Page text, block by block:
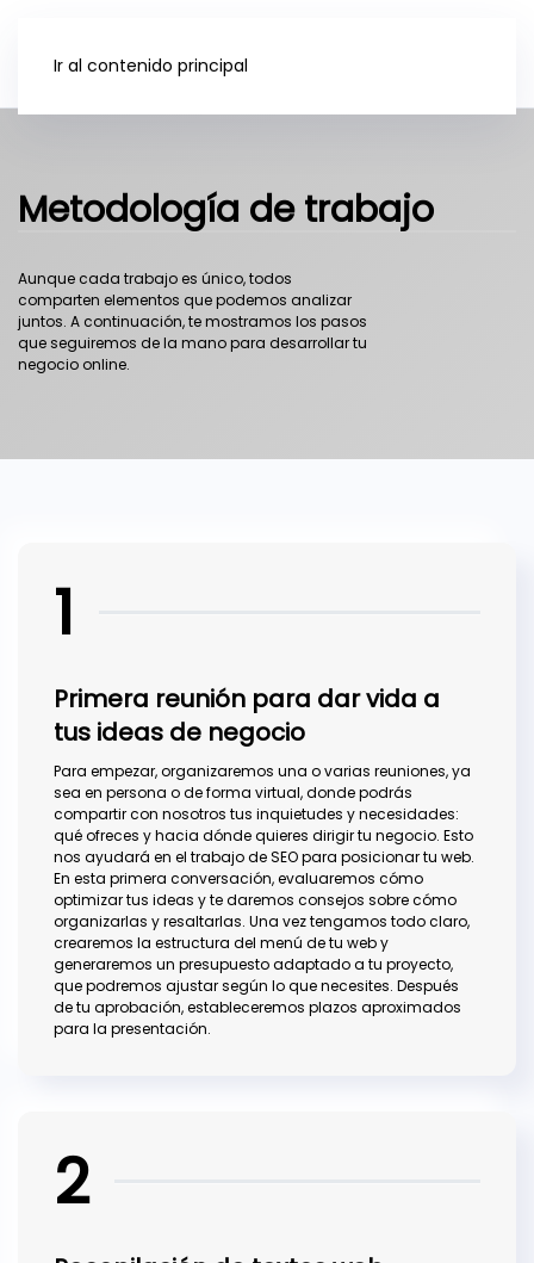
Ir al contenido principal
Metodología de trabajo
Aunque cada trabajo es único, todos
comparten elementos que podemos analizar
juntos. A continuación, te mostramos los pasos
que seguiremos de la mano para desarrollar tu
negocio online.
1
Primera reunión para dar vida a
tus ideas de negocio
Para empezar, organizaremos una o varias reuniones, ya
sea en persona o de forma virtual, donde podrás
compartir con nosotros tus inquietudes y necesidades:
qué ofreces y hacia dónde quieres dirigir tu negocio. Esto
nos ayudará en el trabajo de SEO para posicionar tu web.
En esta primera conversación, evaluaremos cómo
optimizar tus ideas y te daremos consejos sobre cómo
organizarlas y resaltarlas. Una vez tengamos todo claro,
crearemos la estructura del menú de tu web y
generaremos un presupuesto adaptado a tu proyecto,
que podremos ajustar según lo que necesites. Después
de tu aprobación, estableceremos plazos aproximados
para la presentación.
2